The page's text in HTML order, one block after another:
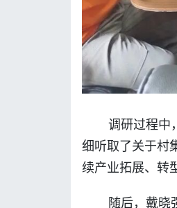
调研过程中
细听取了关于村
续产业拓展、转
随后，戴晓